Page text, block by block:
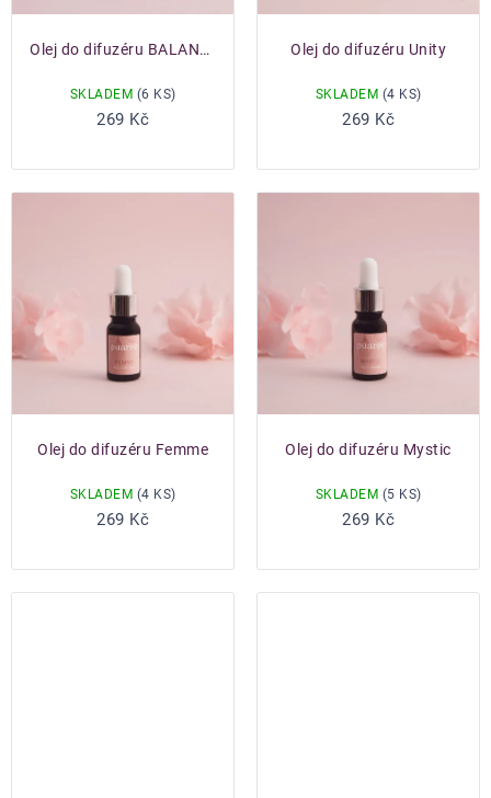
Olej do difuzéru BALANCED
SKLADEM (6 KS)
269 Kč
Do košíku
Olej do difuzéru Unity
SKLADEM (4 KS)
269 Kč
Do košíku
Olej do difuzéru Femme
SKLADEM (4 KS)
269 Kč
Do košíku
Olej do difuzéru Mystic
SKLADEM (5 KS)
269 Kč
Do košíku